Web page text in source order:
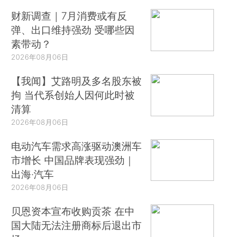
财新调查｜7月消费或有反
弹、出口维持强劲 受哪些因
素带动？
2026年08月06日
【我闻】艾路明及多名股东被
拘 当代系创始人因何此时被
清算
2026年08月06日
电动汽车需求高涨驱动澳洲车
市增长 中国品牌表现强劲｜
出海·汽车
2026年08月06日
贝恩资本宣布收购贡茶 在中
国大陆无法注册商标后退出市